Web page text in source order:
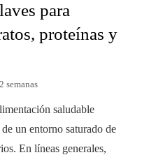
para
proteínas y
semanas
saludable
un entorno saturado de
En líneas generales,